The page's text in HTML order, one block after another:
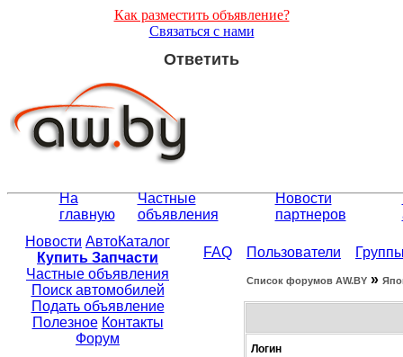
Как разместить объявление?
Связаться с нами
Ответить
На
главную
Частные
объявления
Новости
партнеров
Новости АвтоКаталог
Купить Запчасти
Частные объявления
Поиск автомобилей
Подать объявление
Полезное Контакты
Форум
FAQ Пользователи
Список форумов АW.BY »
Логин